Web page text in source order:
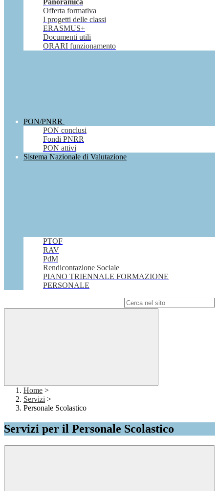
Panoramica
Offerta formativa
I progetti delle classi
ERASMUS+
Documenti utili
ORARI funzionamento
PON/PNRR
PON conclusi
Fondi PNRR
PON attivi
Sistema Nazionale di Valutazione
PTOF
RAV
PdM
Rendicontazione Sociale
PIANO TRIENNALE FORMAZIONE
PERSONALE
Home >
Servizi >
Personale Scolastico
Servizi per il Personale Scolastico